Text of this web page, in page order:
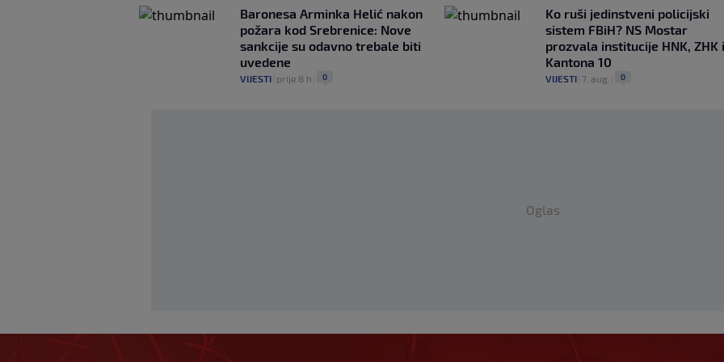
Baronesa Arminka Helić nakon
požara kod Srebrenice: Nove
sankcije su odavno trebale biti
uvedene
VIJESTI prije 8 h 0
Ko ruši jedinstveni policijski
sistem FBiH? NS Mostar
prozvala institucije HNK, ZHK i
Kantona 10
VIJESTI| 7. aug. 0
Oglas